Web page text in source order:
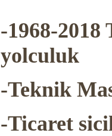
-1968-2018
yolculuk
-Teknik
-Ticaret